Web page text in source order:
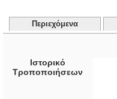
Περιεχόμενα
Ιστορικό
Τροποποιήσεων